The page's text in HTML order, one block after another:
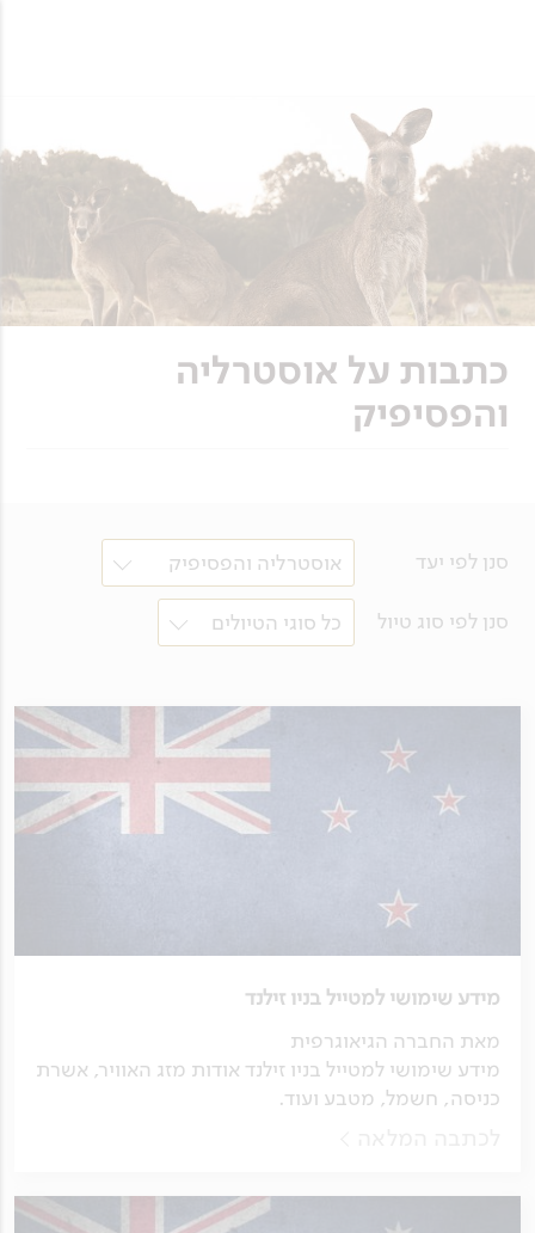
כתבות על אוסטרליה
והפסיפיק
סנן לפי יעד אוסטרליה והפסיפיק
סנן לפי סוג טיול כל סוגי הטיולים
מידע שימושי למטייל בניו זילנד
מאת החברה הגיאוגרפית
מידע שימושי למטייל בניו זילנד אודות מזג האוויר, אשרת
כניסה, חשמל, מטבע ועוד.